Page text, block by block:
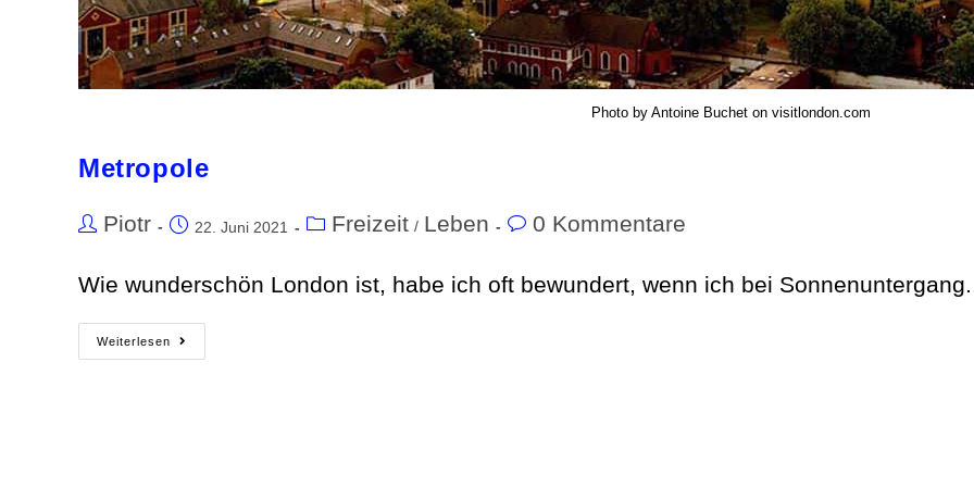
Photo by Antoine Buchet on visitlondon.com
Metropole
Piotr 22. Juni 2021 Freizeit / Leben 0 Kommentare
Wie wunderschön London ist, habe ich oft bewundert, wenn ich bei
Weiterlesen